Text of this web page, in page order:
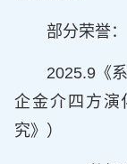
部分荣誉：
2025.9《
企金介四方演
究》）